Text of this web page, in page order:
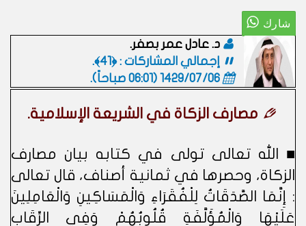
د. عادل عمر بصفر.
إجمالي المشاركات : ﴿41﴾.
1429/07/06 (06:01 صباحاً)
.
مصارف الزكاة في الشريعة الإسلامية.
■ الله تعالى تولى في كتابه بيان مصارف
الزكاة، وحصرها في ثمانية أصناف، قال تعالى
: إِنَّمَا الصَّدَقَاتُ لِلْفُقَرَاءِ وَالْمَسَاكِينِ وَالْعَامِلِينَ
عَلَيْهَا وَالْمُؤَلَّفَةِ قُلُوبُهُمْ وَفِي الرِّقَابِ